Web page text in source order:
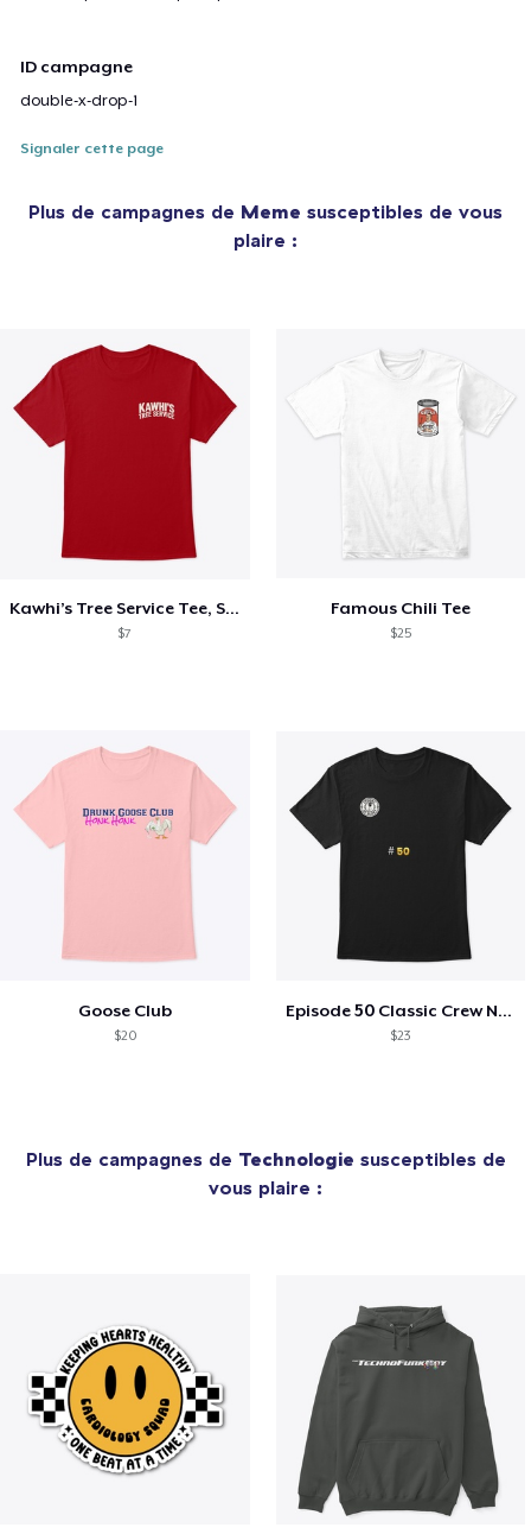
ID campagne
double-x-drop-1
Signaler cette page
Plus de campagnes de Meme susceptibles de vous
plaire :
Kawhi’s Tree Service Tee, Shirts, Mug
$7
Famous Chili Tee
$25
Goose Club
$20
Episode 50 Classic Crew Neck T-Shirt
$23
Plus de campagnes de Technologie susceptibles de
vous plaire :